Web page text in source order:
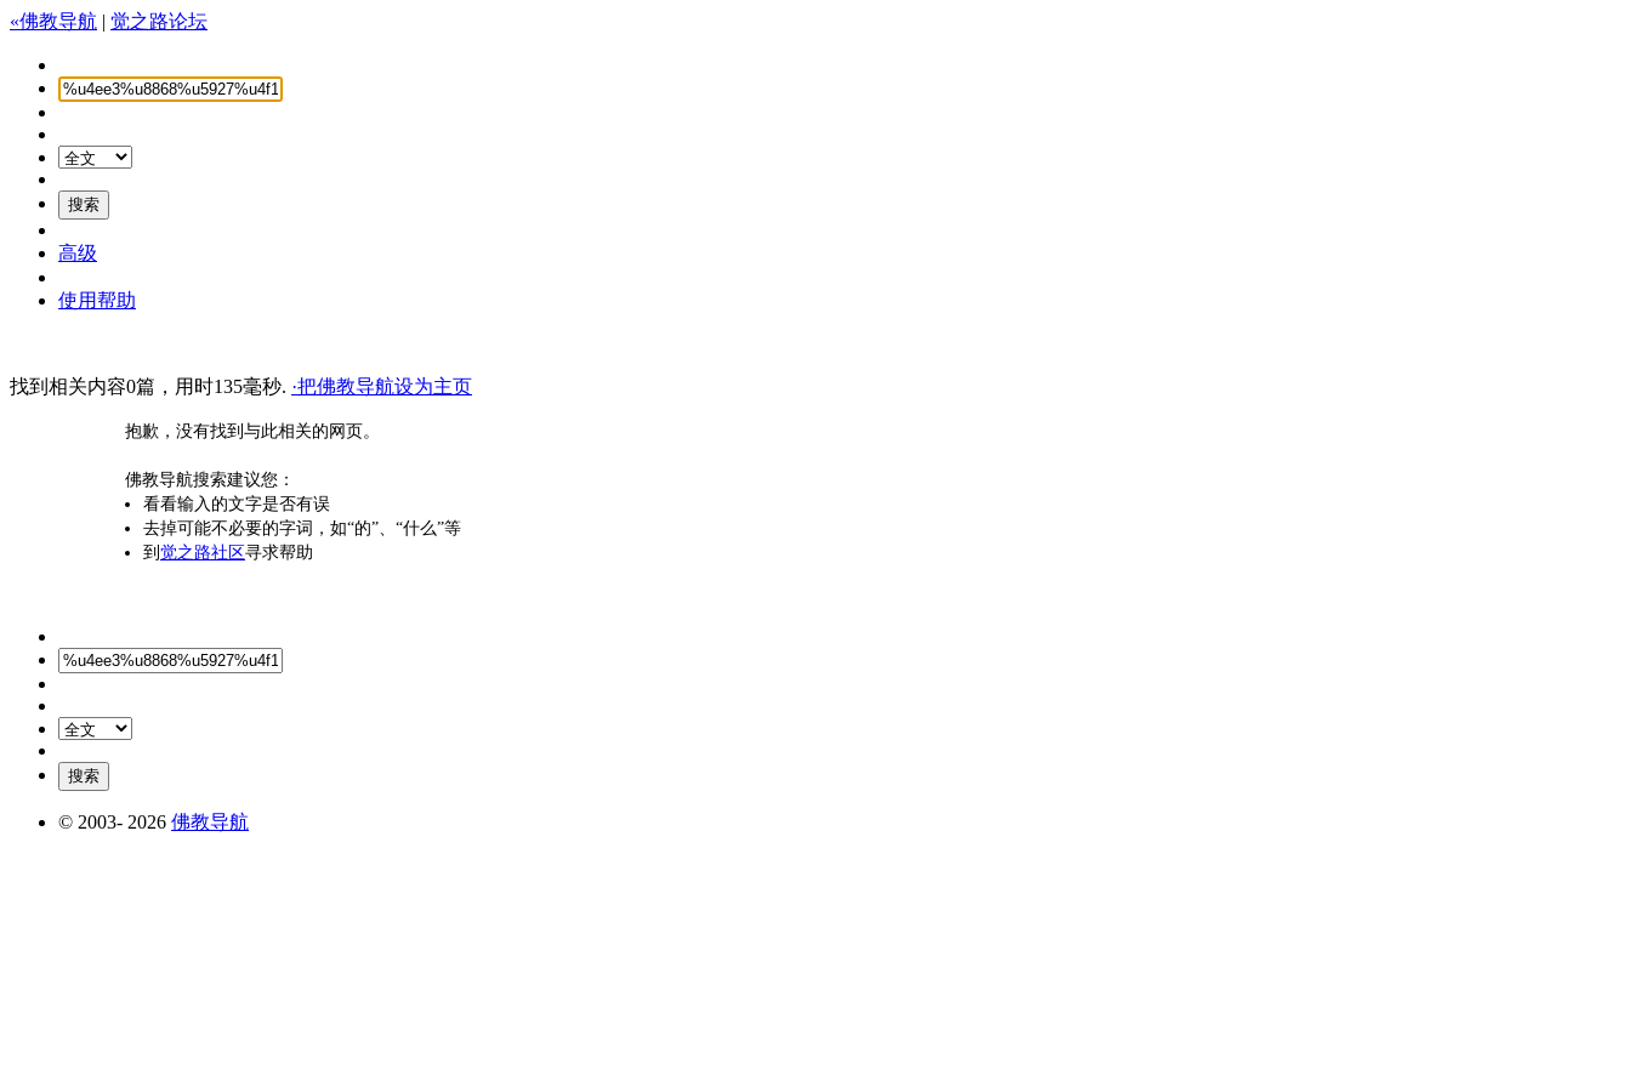
«佛教导航 | 觉之路论坛
高级
使用帮助
找到相关内容0篇，用时135毫秒. ·把佛教导航设为主页
抱歉，没有找到与此相关的网页。
佛教导航搜索建议您：
看看输入的文字是否有误
去掉可能不必要的字词，如“的”、“什么”等
到 觉之路社区寻求帮助
© 2003- 2026 佛教导航